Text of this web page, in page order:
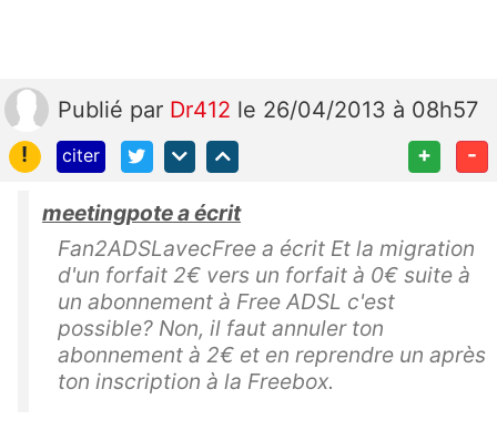
Publié par Dr412 le 26/04/2013 à 08h57
!
citer + -
meetingpote a écrit
Fan2ADSLavecFree a écrit Et la migration
d'un forfait 2€ vers un forfait à 0€ suite à
un abonnement à Free ADSL c'est
possible? Non, il faut annuler ton
abonnement à 2€ et en reprendre un après
ton inscription à la Freebox.